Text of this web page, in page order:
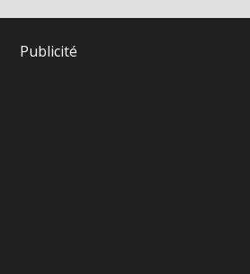
Publicité